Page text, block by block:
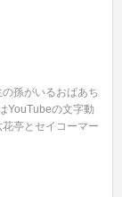
孫がいるおばあち
YouTubeの文字動
亭とセイコーマー